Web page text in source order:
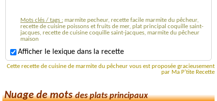
Mots clés / tags : marmite pecheur, recette facile marmite du pêcheur,
recette de cuisine poissons et fruits de mer, plat principal coquille saint-
jacques, recette de cuisine coquille saint-jacques, marmite du pêcheur
maison
Afficher le lexique dans la recette
Cette recette de cuisine de marmite du pêcheur vous est proposée gracieusement
par Ma P'tite Recette
Nuage de motsdes plats principaux